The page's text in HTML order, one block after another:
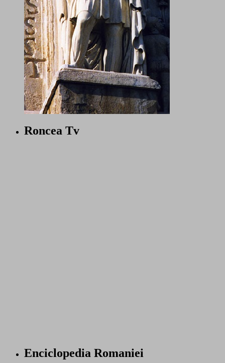
Roncea Tv
Enciclopedia Romaniei